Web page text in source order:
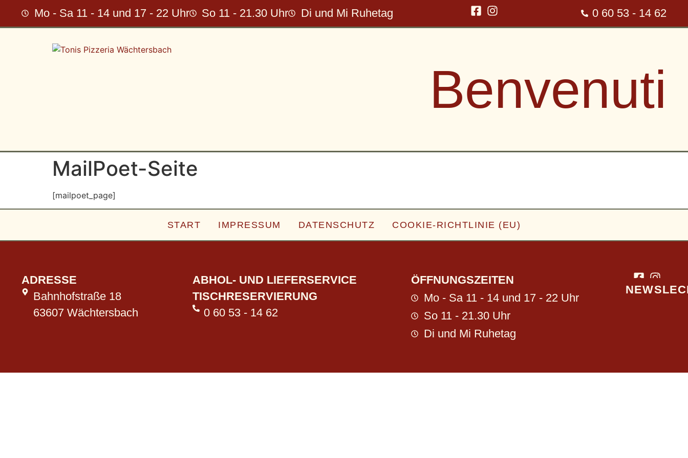
Mo - Sa 11 - 14 und 17 - 22 Uhr So 11 - 21.30 Uhr Di und Mi Ruhetag 0 60 53 - 14 62
Benvenuti
MailPoet-Seite
[mailpoet_page]
START IMPRESSUM DATENSCHUTZ COOKIE-RICHTLINIE (EU)
ADRESSE
Bahnhofstraße 18
63607 Wächtersbach
ABHOL- UND LIEFERSERVICE
TISCHRESERVIERUNG
0 60 53 - 14 62
ÖFFNUNGSZEITEN
Mo - Sa 11 - 14 und 17 - 22 Uhr
So 11 - 21.30 Uhr
Di und Mi Ruhetag